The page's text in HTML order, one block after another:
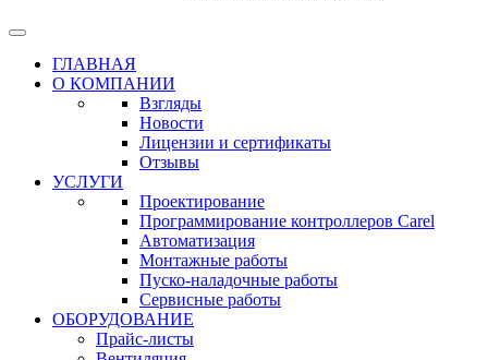
ГЛАВНАЯ
О КОМПАНИИ
Взгляды
Новости
Лицензии и сертификаты
Отзывы
УСЛУГИ
Проектирование
Программирование контроллеров Carel
Автоматизация
Монтажные работы
Пуско-наладочные работы
Сервисные работы
ОБОРУДОВАНИЕ
Прайс-листы